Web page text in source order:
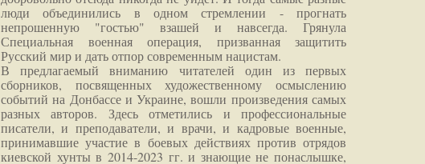
люди объединились в одном стремлении - прогнать
непрошенную "гостью" взашей и навсегда. Грянула
Специальная военная операция, призванная защитить
Русский мир и дать отпор современным нацистам.
В предлагаемый вниманию читателей один из первых
сборников, посвященных художественному осмыслению
событий на Донбассе и Украине, вошли произведения самых
разных авторов. Здесь отметились и профессиональные
писатели, и преподаватели, и врачи, и кадровые военные,
принимавшие участие в боевых действиях против отрядов
киевской хунты в 2014-2023 гг. и знающие не понаслышке,